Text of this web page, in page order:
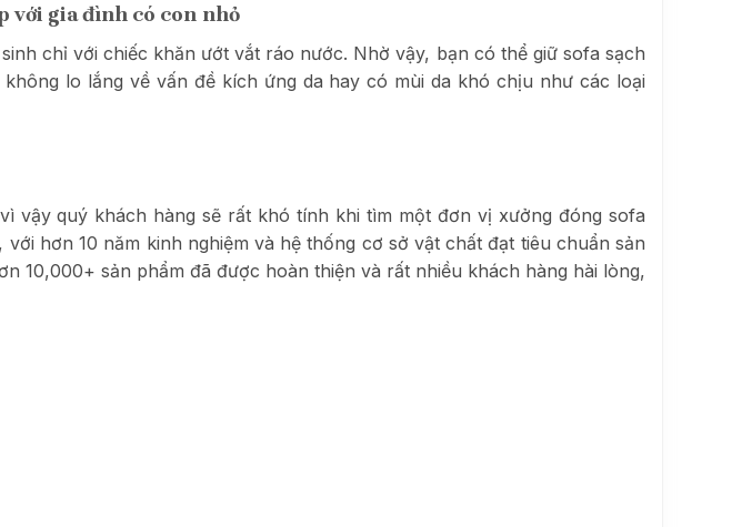
với gia đình có con nhỏ
chỉ với chiếc khăn ướt vắt ráo nước. Nhờ vậy, bạn có thể giữ sofa sạch
lo lắng về vấn đề kích ứng da hay có mùi da khó chịu như các loại
vậy quý khách hàng sẽ rất khó tính khi tìm một đơn vị xưởng đóng sofa
hơn 10 năm kinh nghiệm và hệ thống cơ sở vật chất đạt tiêu chuẩn sản
10,000+ sản phẩm đã được hoàn thiện và rất nhiều khách hàng hài lòng,